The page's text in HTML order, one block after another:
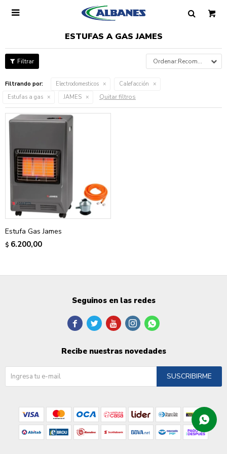

ESTUFAS A GAS JAMES
Recomendados
Filtrando por: Electrodomesticos
Calefacción
Estufas a gas
JAMES Quitar filtros
Estufa Gas James
$ 6.200,00
Seguinos en las redes
    
Recibe nuestras novedades
SUSCRIBIRME